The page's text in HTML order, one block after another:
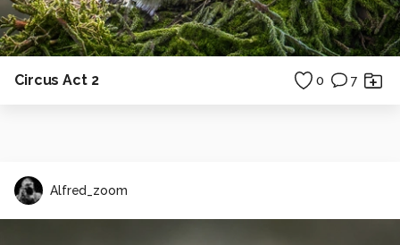
Circus Act 2 0 7
Alfred_zoom